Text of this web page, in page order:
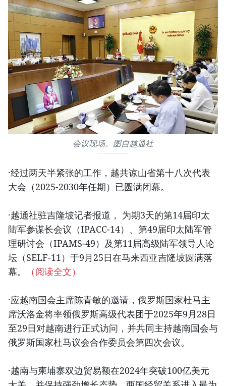
会议现场。图自越通社
·经过两天半紧张的工作，越共谅山省第十八次代表
大会（2025-2030年任期）已圆满闭幕。
·越通社驻吉隆坡记者报道， 为期3天的第14届印太
陆军参谋长会议（IPACC-14）、第49届印太陆军管
理研讨会（IPAMS-49）及第11届高级陆军领导人论
坛（SELF-11）于9月25日在马来西亚吉隆坡圆满落
幕。
（阅读全文）
·应越南国会主席陈青敏的邀请，俄罗斯国家杜马主
席沃洛金将率领俄罗斯高级代表团于2025年9月28日
至29日对越南进行正式访问，并共同主持越南国会与
俄罗斯国家杜马议会合作委员会第四次会议。
·越南与柬埔寨双边贸易额在2024年突破100亿美元